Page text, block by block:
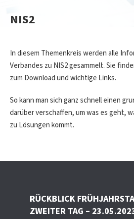
NIS2
In diesem Themenkreis werden alle
Verbandes zu NIS2 gesammelt. Sie
zum Download und wichtige Links.
So kann man sich ganz schnell einen
darüber verschaffen, um was es geht,
zu Lösungen kommt.
RÜCKBLICK
ZWEITER TAG –